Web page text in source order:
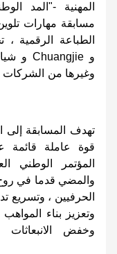
تهدف المسابقة إلى
قوة عاملة قائمة
المؤتمر الوطني
والمضي قدما في
الحرفيين ، وتسريع
وتعزيز بناء
وخفض الانبعاثات